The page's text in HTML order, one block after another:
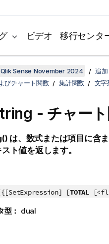
ビデオ 移行センタ
Sense November 2024 追加
びチャート関数
集計関数 文字
- チャー
は、数式または項目に含
ト値を返します。
{[SetExpression] [TOTAL
型： dual